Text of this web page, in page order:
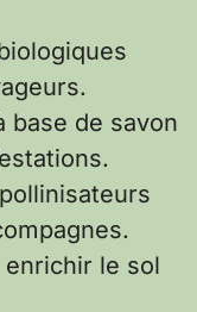
base de savon
le sol